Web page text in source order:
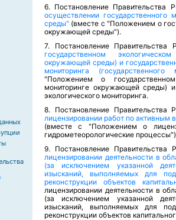
6. Постановление
осуществлении государственного
среды" (вместе с "Положением о
окружающей среды").
7. Постановление
государственном
окружающей среды) и
мониторинга
"Положением о
мониторинге окружающей среды) и
экологического мониторинга.
8. Постановление
лицензировании работ по активным
(вместе с "Положением о
гидрометеорологические
9. Постановление
лицензировании деятельности в
(за исключением указанной
изысканий, выполняемых для
реконструкции объектов
лицензировании деятельности в
(за исключением указанной
изысканий, выполняемых для
реконструкции объектов